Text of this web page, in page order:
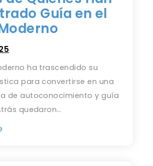
Guía en el
ha trascendido su
para convertirse en una
de autoconocimiento y guía
quedaron…